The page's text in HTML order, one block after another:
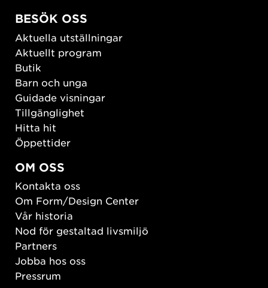
BESÖK OSS
Aktuella utställningar
Aktuellt program
Butik
Barn och unga
Guidade visningar
Tillgänglighet
Hitta hit
Öppettider
OM OSS
Kontakta oss
Om Form/Design Center
Vår historia
Nod för gestaltad livsmiljö
Partners
Jobba hos oss
Pressrum